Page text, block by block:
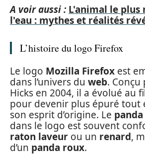
A voir aussi : L'animal le plus
l'eau : mythes et réalités
L’histoire du logo Firefox
Le logo Mozilla Firefox est
dans l’univers du web. Conçu
Hicks en 2004, il a évolué au
pour devenir plus épuré tout
son esprit d’origine. Le panda
dans le logo est souvent
raton laveur ou un renard,
d’un panda roux.